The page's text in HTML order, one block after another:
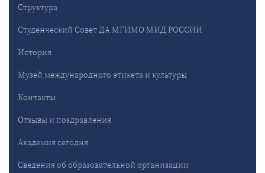
Структура
Студенческий Совет ДА МГИМО МИД РОССИИ
История
Музей международного этикета и культуры
Контакты
Отзывы и поздравления
Академия сегодня
Сведения об образовательной организации